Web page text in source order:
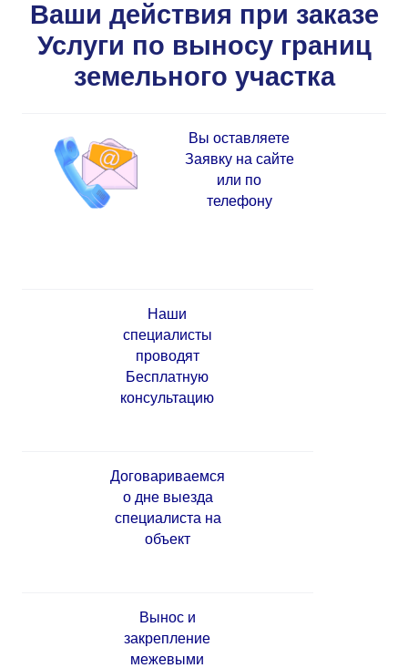
Ваши действия при заказе
Услуги по выносу границ
земельного участка
Вы оставляете
Заявку на сайте
или по
телефону
Наши
специалисты
проводят
Бесплатную
консультацию
Договариваемся
о дне выезда
специалиста на
объект
Вынос и
закрепление
межевыми